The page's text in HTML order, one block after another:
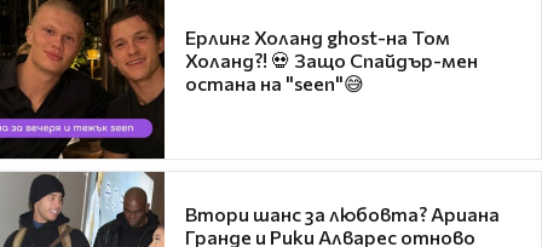
Ерлинг Холанд ghost-на Том
Холанд?! 💀 Защо Спайдър-мен
остана на "seen"😅
Втори шанс за любовта? Ариана
Гранде и Рики Алварес отново